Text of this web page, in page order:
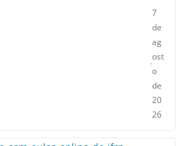
7
de
ag
ost
o
de
20
26